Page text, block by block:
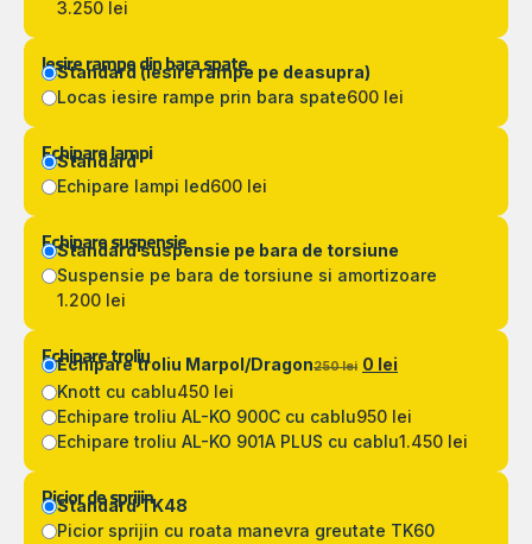
3.250 lei
Iesire rampe din bara spate
Standard (iesire rampe pe deasupra)
Locas iesire rampe prin bara spate600 lei
Echipare lampi
Standard
Echipare lampi led600 lei
Echipare suspensie
Standard suspensie pe bara de torsiune
Suspensie pe bara de torsiune si amortizoare
1.200 lei
Echipare troliu
Echipare troliu Marpol/Dragon250 lei 0 lei
Knott cu cablu450 lei
Echipare troliu AL-KO 900C cu cablu950 lei
Echipare troliu AL-KO 901A PLUS cu cablu1.450 lei
Picior de sprijin
Standard TK48
Picior sprijin cu roata manevra greutate TK60